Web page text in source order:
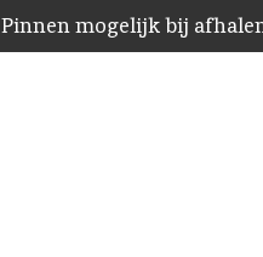
Pinnen mogelijk bij